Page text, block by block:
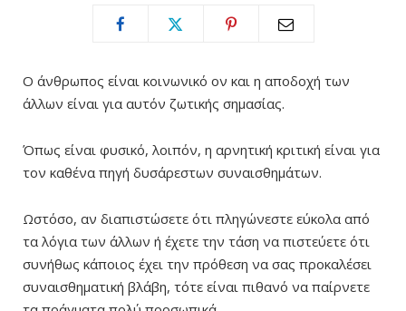
Ο άνθρωπος είναι κοινωνικό ον και η αποδοχή των
άλλων είναι για αυτόν ζωτικής σημασίας.
Όπως είναι φυσικό, λοιπόν, η αρνητική κριτική είναι για
τον καθένα πηγή δυσάρεστων συναισθημάτων.
Ωστόσο, αν διαπιστώσετε ότι πληγώνεστε εύκολα από
τα λόγια των άλλων ή έχετε την τάση να πιστεύετε ότι
συνήθως κάποιος έχει την πρόθεση να σας προκαλέσει
συναισθηματική βλάβη, τότε είναι πιθανό να παίρνετε